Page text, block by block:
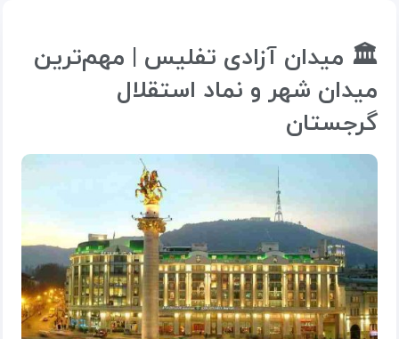
🏛 میدان آزادی تفلیس | مهم‌ترین
میدان شهر و نماد استقلال
گرجستان